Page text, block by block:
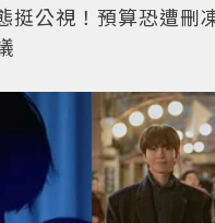
挺公視！預算恐遭刪